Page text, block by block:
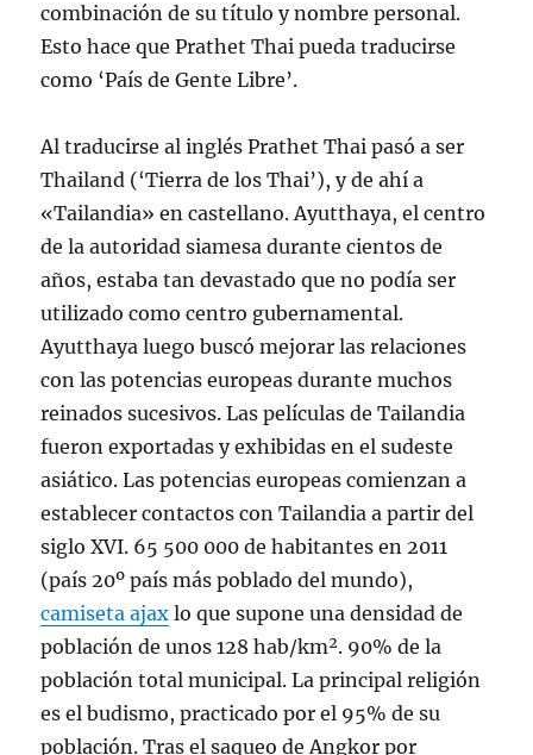
combinación de su título y nombre personal.
Esto hace que Prathet Thai pueda traducirse
como ‘País de Gente Libre’.
Al traducirse al inglés Prathet Thai pasó a ser
Thailand (‘Tierra de los Thai’), y de ahí a
«Tailandia» en castellano. Ayutthaya, el centro
de la autoridad siamesa durante cientos de
años, estaba tan devastado que no podía ser
utilizado como centro gubernamental.
Ayutthaya luego buscó mejorar las relaciones
con las potencias europeas durante muchos
reinados sucesivos. Las películas de Tailandia
fueron exportadas y exhibidas en el sudeste
asiático. Las potencias europeas comienzan a
establecer contactos con Tailandia a partir del
siglo XVI. 65 500 000 de habitantes en 2011
(país 20º país más poblado del mundo),
camiseta ajax lo que supone una densidad de
población de unos 128 hab/km². 90% de la
población total municipal. La principal religión
es el budismo, practicado por el 95% de su
población. Tras el saqueo de Angkor por